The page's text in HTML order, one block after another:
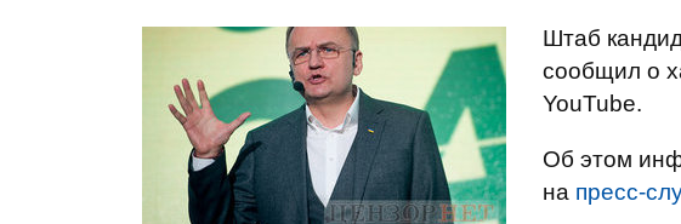
Штаб
сообщил о
YouTube.
Об этом
на пресс-